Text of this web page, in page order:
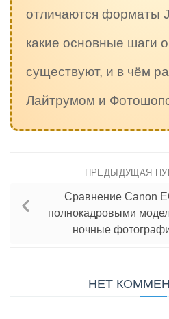
отличаются форматы
какие основные шаги
существуют, и в чём
Лайтрумом и
ПРЕДЫДУЩАЯ
Сравнение Canon
полнокадровыми
ночные
НЕТ